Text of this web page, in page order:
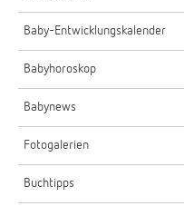
Baby-Entwicklungskalender
Babyhoroskop
Babynews
Fotogalerien
Buchtipps